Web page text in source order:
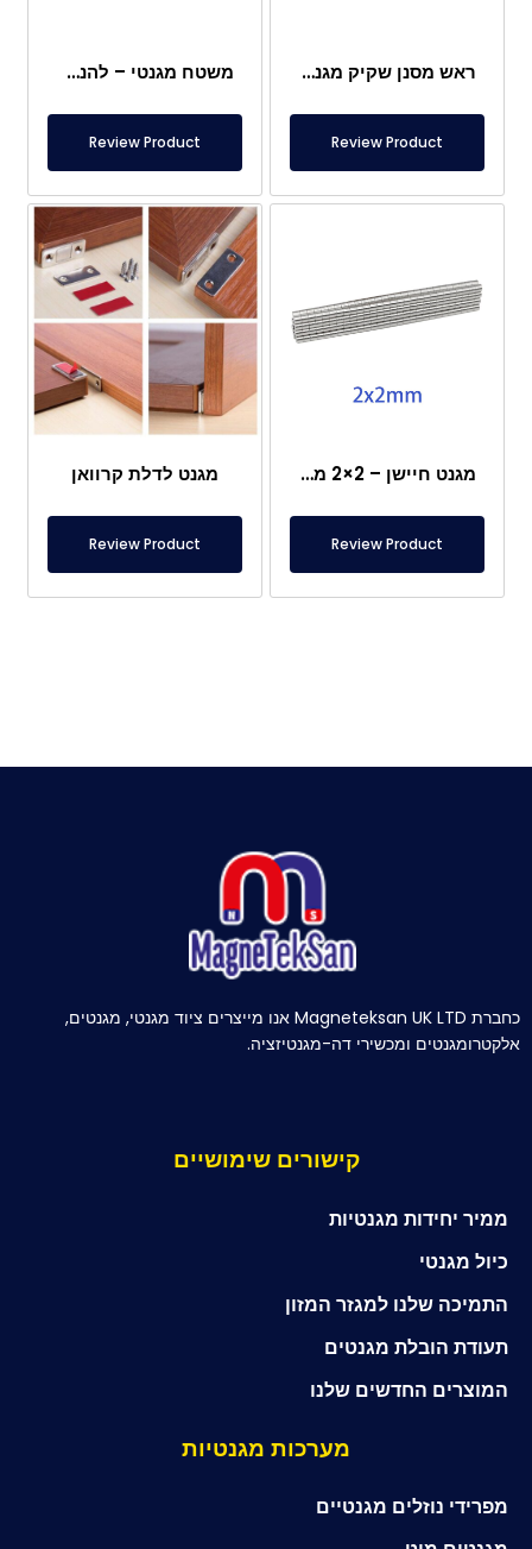
ראש מסנן שקיק מגנטי
Review Product
משטח מגנטי – להנחה מתחת לרגליים – בטוח למזון
Review Product
מגנט חיישן – 2×2 מ"מ
Review Product
מגנט לדלת קרוואן
Review Product
כחברת Magneteksan UK LTD אנו מייצרים ציוד מגנטי, מגנטים,
אלקטרומגנטים ומכשירי דה-מגנטיזציה.
קישורים שימושיים
ממיר יחידות מגנטיות
כיול מגנטי
התמיכה שלנו למגזר המזון
תעודת הובלת מגנטים
המוצרים החדשים שלנו
מערכות מגנטיות
מפרידי נוזלים מגנטיים